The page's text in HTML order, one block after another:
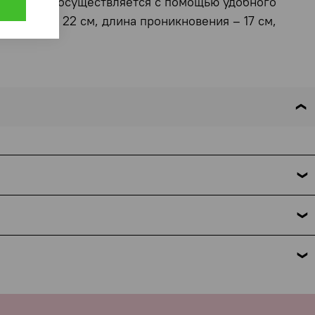
длина – 22 см, длина проникновения – 17 см,